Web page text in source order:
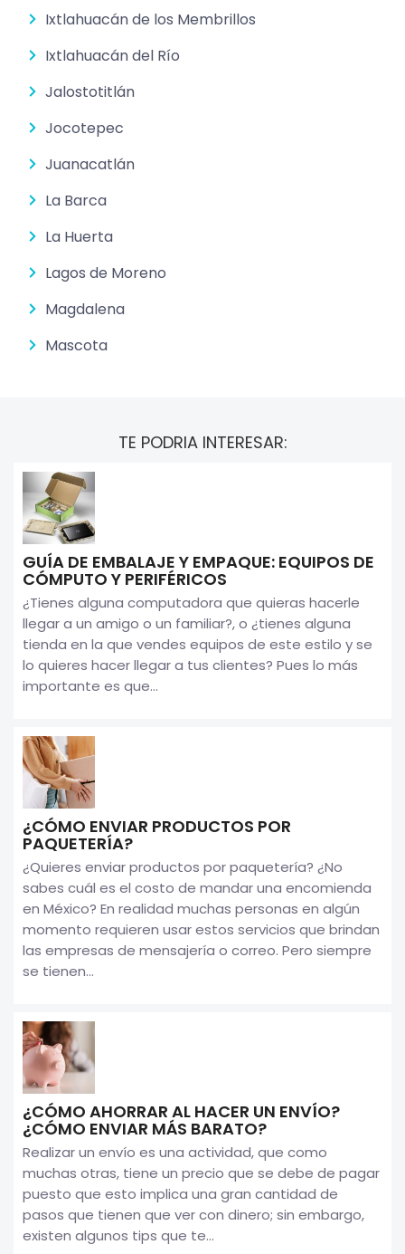
Ixtlahuacán de los Membrillos
Ixtlahuacán del Río
Jalostotitlán
Jocotepec
Juanacatlán
La Barca
La Huerta
Lagos de Moreno
Magdalena
Mascota
TE PODRIA INTERESAR:
GUÍA DE EMBALAJE Y EMPAQUE: EQUIPOS DE
CÓMPUTO Y PERIFÉRICOS
¿Tienes alguna computadora que quieras hacerle
llegar a un amigo o un familiar?, o ¿tienes alguna
tienda en la que vendes equipos de este estilo y se
lo quieres hacer llegar a tus clientes? Pues lo más
importante es que...
¿CÓMO ENVIAR PRODUCTOS POR
PAQUETERÍA?
¿Quieres enviar productos por paquetería? ¿No
sabes cuál es el costo de mandar una encomienda
en México? En realidad muchas personas en algún
momento requieren usar estos servicios que brindan
las empresas de mensajería o correo. Pero siempre
se tienen...
¿CÓMO AHORRAR AL HACER UN ENVÍO?
¿CÓMO ENVIAR MÁS BARATO?
Realizar un envío es una actividad, que como
muchas otras, tiene un precio que se debe de pagar
puesto que esto implica una gran cantidad de
pasos que tienen que ver con dinero; sin embargo,
existen algunos tips que te...